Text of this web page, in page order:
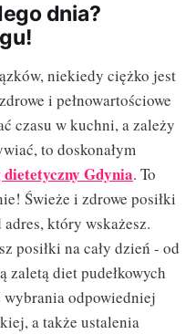
dnia?
niekiedy ciężko jest
i pełnowartościowe
czasu w kuchni, a zależy
to doskonałym
Gdynia. To
Świeże i zdrowe posiłki
który wskażesz.
posiłki na cały dzień - od
zaletą diet pudełkowych
odpowiedniej
a także ustalenia